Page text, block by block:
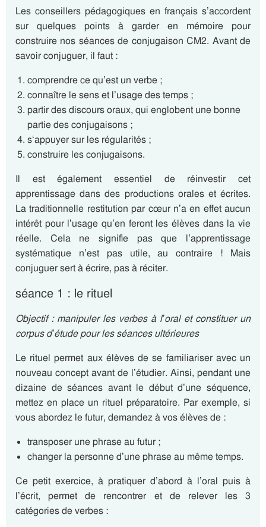
Les conseillers pédagogiques en français s’accordent
sur quelques points à garder en mémoire pour
construire nos séances de conjugaison CM2. Avant de
savoir conjuguer, il faut :
comprendre ce qu’est un verbe ;
connaître le sens et l’usage des temps ;
partir des discours oraux, qui englobent une bonne
partie des conjugaisons ;
s‘appuyer sur les régularités ;
construire les conjugaisons.
Il est également essentiel de réinvestir cet
apprentissage dans des productions orales et écrites.
La traditionnelle restitution par cœur n’a en effet aucun
intérêt pour l’usage qu’en feront les élèves dans la vie
réelle. Cela ne signifie pas que l’apprentissage
systématique n’est pas utile, au contraire ! Mais
conjuguer sert à écrire, pas à réciter.
séance 1 : le rituel
Objectif : manipuler les verbes à l’oral et constituer un
corpus d’étude pour les séances ultérieures
Le rituel permet aux élèves de se familiariser avec un
nouveau concept avant de l’étudier. Ainsi, pendant une
dizaine de séances avant le début d’une séquence,
mettez en place un rituel préparatoire. Par exemple, si
vous abordez le futur, demandez à vos élèves de :
transposer une phrase au futur ;
changer la personne d’une phrase au même temps.
Ce petit exercice, à pratiquer d’abord à l’oral puis à
l’écrit, permet de rencontrer et de relever les 3
catégories de verbes :